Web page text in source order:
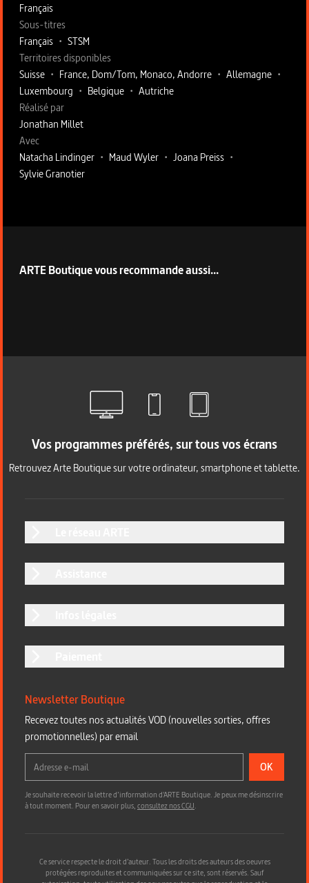
Français
Sous-titres
Français • STSM
Territoires disponibles
Suisse • France, Dom/Tom, Monaco, Andorre • Allemagne •
Luxembourg • Belgique • Autriche
Fiche technique section droite
Réalisé par
Jonathan Millet
Avec
Natacha Lindinger • Maud Wyler • Joana Preiss •
Sylvie Granotier
ARTE Boutique vous recommande aussi...
Vos programmes préférés, sur tous vos écrans
Retrouvez Arte Boutique sur votre ordinateur, smartphone et tablette.
Newsletter Boutique
Recevez toutes nos actualités VOD (nouvelles sorties, offres
promotionnelles) par email
OK
Je souhaite recevoir la lettre d’information d'ARTE Boutique. Je peux me désinscrire
à tout moment. Pour en savoir plus,consultez nos CGU.
Ce service respecte le droit d’auteur. Tous les droits des auteurs des oeuvres
protégées reproduites et communiquées sur ce site, sont réservés. Sauf